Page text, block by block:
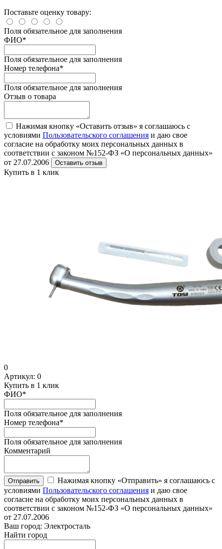
Поставьте оценку товару:
Поля обязательное для заполнения
ФИО*
Поля обязательное для заполнения
Номер телефона*
Поля обязательное для заполнения
Отзыв о товара
Нажимая кнопку «Оставить отзыв» я соглашаюсь с
условиями Пользовательского соглашения и даю свое
согласие на обработку моих персональных данных в
соответствии с законом №152-ФЗ «О персональных данных»
от 27.07.2006
Оставить отзыв
Купить в 1 клик
0
Артикул: 0
Купить в 1 клик
ФИО*
Поля обязательное для заполнения
Номер телефона*
Поля обязательное для заполнения
Комментарий
Отправить
Нажимая кнопку «Отправить» я соглашаюсь с
условиями Пользовательского соглашения и даю свое
согласие на обработку моих персональных данных в
соответствии с законом №152-ФЗ «О персональных данных»
от 27.07.2006
Ваш город: Электросталь
Найти город